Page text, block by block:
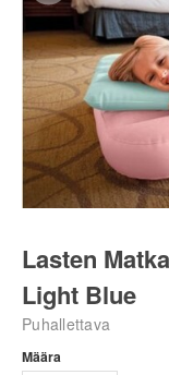
Lasten
Light Blue
Puhallettava
Määra